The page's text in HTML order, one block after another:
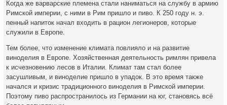
Когда же варварские племена стали наниматься на службу в армию
Римской империи, с ними в Рим пришло и пиво. К 250 году н. э.
пенный напиток начал входить в рацион легионеров, которые
служили в Европе.
Тем более, что изменение климата повлияло и на развитие
виноделия в Европе. Хозяйственная деятельность римлян привела
к исчезновению лесов в Италии. Климат там стал более
засушливым, и виноделие пришло в упадок. В это время также
начался и кризис традиционного виноделия в Римской империи.
Поэтому пиво распространилось из Германии на юг, становясь всё